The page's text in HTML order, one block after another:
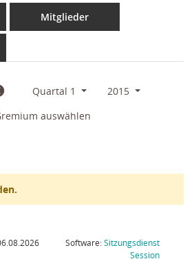
Mitglieder
Quartal 1
2015
auswählen
Software:Sitzungsdienst
Session(Wird in